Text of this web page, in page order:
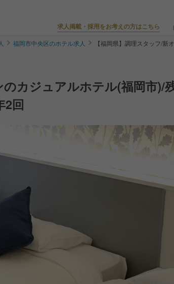
求人掲載・採用をお考えの方はこちら
福岡市中央区のホテル求人 【福岡県】調理スタッフ/
のカジュアルホテル(福岡市)/
2回